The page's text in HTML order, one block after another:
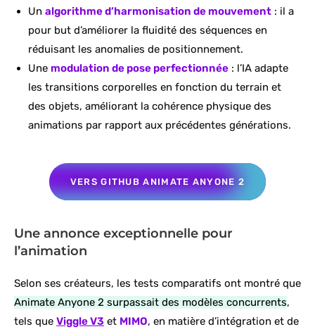
Un algorithme d’harmonisation de mouvement : il a
pour but d’améliorer la fluidité des séquences en
réduisant les anomalies de positionnement.
Une modulation de pose perfectionnée : l’IA adapte
les transitions corporelles en fonction du terrain et
des objets, améliorant la cohérence physique des
animations par rapport aux précédentes générations.
VERS GITHUB ANIMATE ANYONE 2
Une annonce exceptionnelle pour
l’animation
Selon ses créateurs, les tests comparatifs ont montré que
Animate Anyone 2 surpassait des modèles concurrents,
tels que Viggle V3 et MIMO, en matière d’intégration et de